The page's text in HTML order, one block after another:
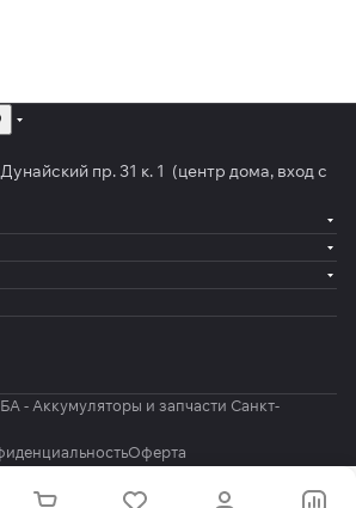
пр. 31 к. 1 (центр дома, вход с
- Аккумуляторы и запчасти Санкт-
Оферта